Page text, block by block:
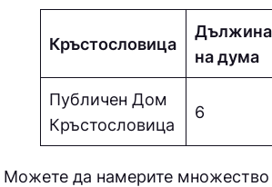
Кръстословица
Дължина
на дума
Публичен Дом
Кръстословица
6
Можете да намерите множество